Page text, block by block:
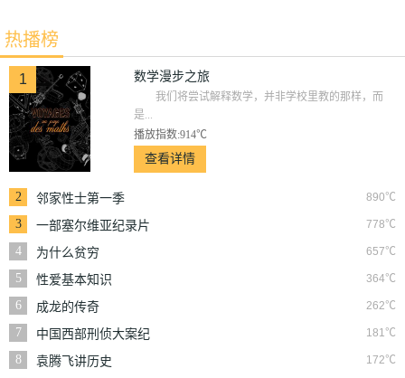
热播榜
1 数学漫步之旅
我们将尝试解释数学，并非学校里教的那样，而
是...
播放指数:914℃
查看详情
2 890℃
邻家性士第一季
3
778℃
一部塞尔维亚纪录片
4
657℃
为什么贫穷
5
364℃
性爱基本知识
6
262℃
成龙的传奇
7
181℃
中国西部刑侦大案纪
实
8 172℃
袁腾飞讲历史